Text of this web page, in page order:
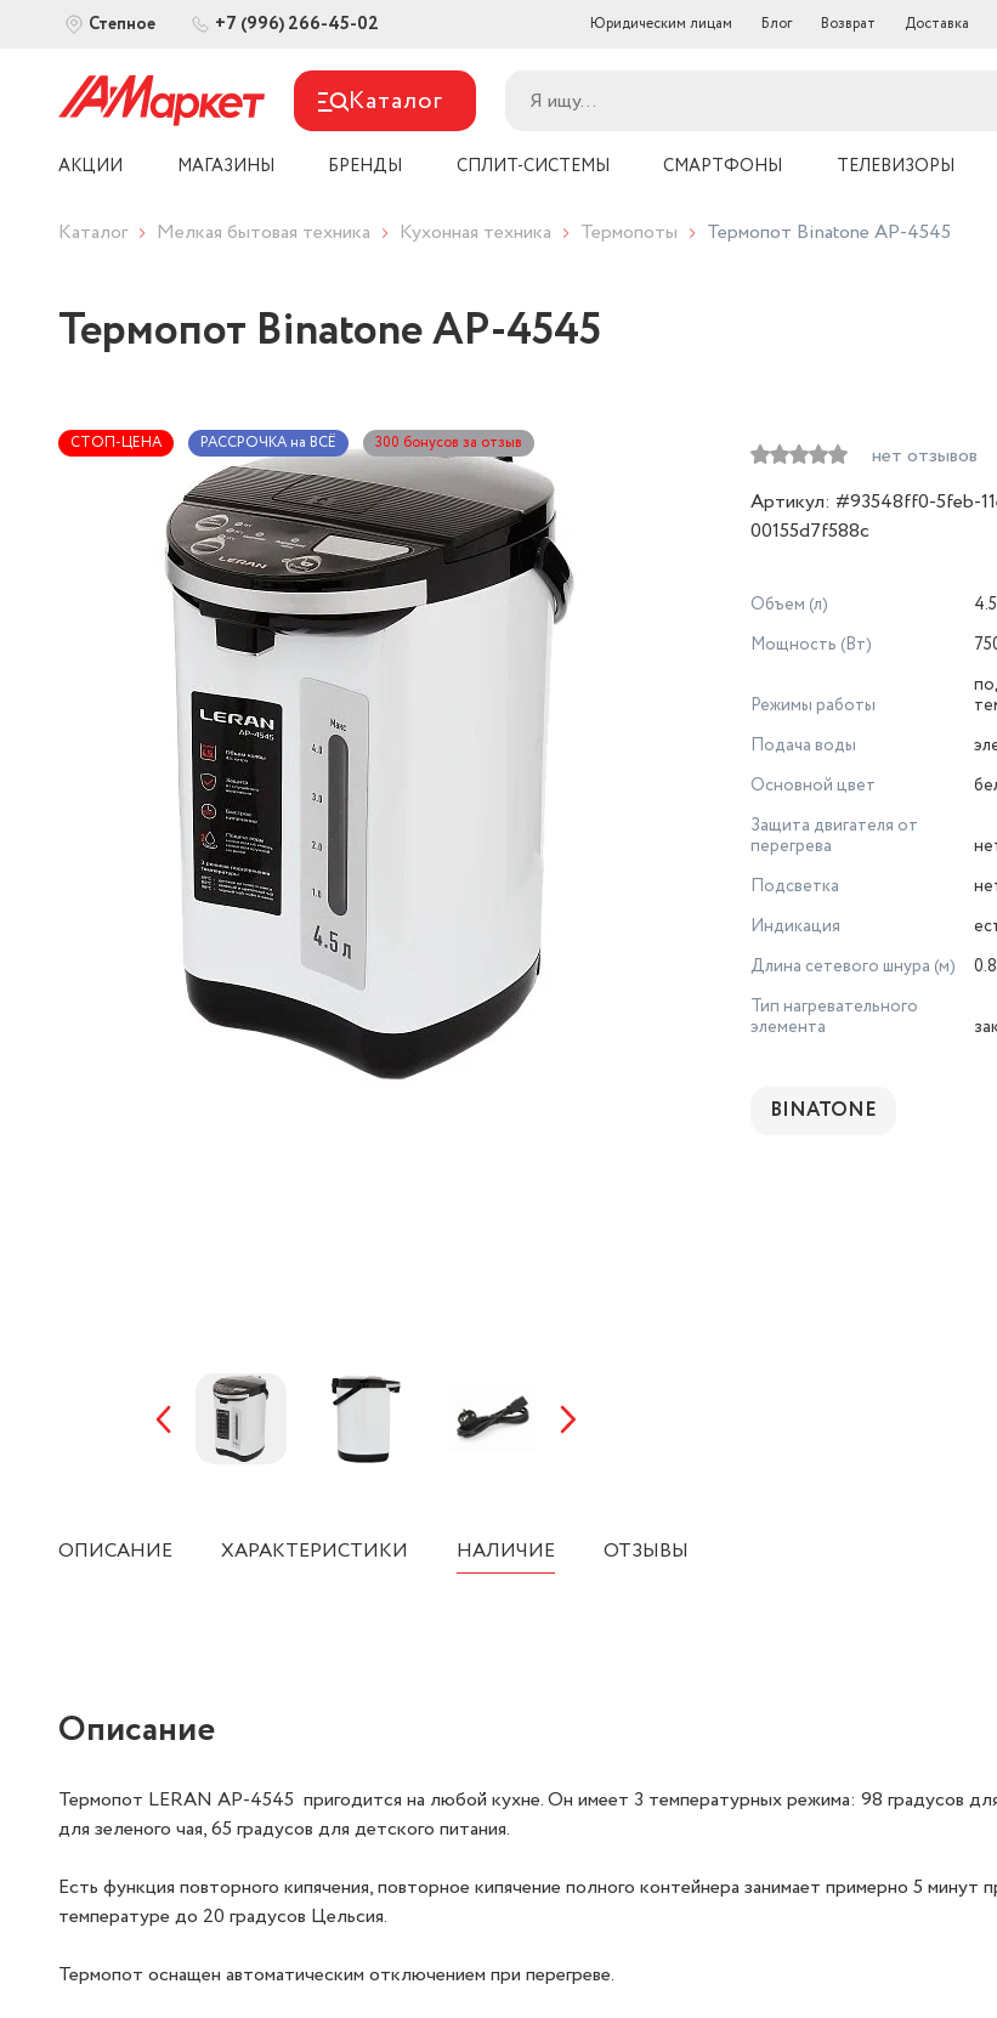
Степное +7 (996) 266-45-02 Юридическим лицам Блог Возврат Доставка
Каталог
АКЦИИ МАГАЗИНЫ БРЕНДЫ СПЛИТ-СИСТЕМЫ СМАРТФОНЫ ТЕЛЕВИЗОРЫ
Каталог Мелкая бытовая техника Кухонная техника Термопоты Термопот Binatone AP-4545
Термопот Binatone AP-4545
СТОП-ЦЕНА РАССРОЧКА на ВСЁ 300 бонусов за отзыв
нет отзывов
Артикул: #93548ff0-5feb-
00155d7f588c
Объем (л)
4.5
Мощность (Вт)
Режимы работы
Подача воды
Основной цвет
Защита двигателя от
перегрева
Подсветка
Индикация
Длина сетевого шнура (м)
0.8
Тип нагревательного
элемента
BINATONE
ОПИСАНИЕ ХАРАКТЕРИСТИКИ НАЛИЧИЕ ОТЗЫВЫ
Описание
Термопот LERAN AP-4545 пригодится на любой кухне. Он имеет 3 температурных режима: 98 градусов
для зеленого чая, 65 градусов для детского питания.
Есть функция повторного кипячения, повторное кипячение полного контейнера занимает примерно 5 минут
температуре до 20 градусов Цельсия.
Термопот оснащен автоматическим отключением при перегреве.